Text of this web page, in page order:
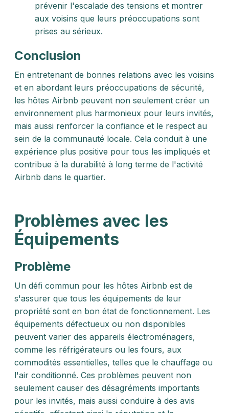
prévenir l'escalade des tensions et montrer
aux voisins que leurs préoccupations sont
prises au sérieux.
Conclusion
En entretenant de bonnes relations avec les voisins
et en abordant leurs préoccupations de sécurité,
les hôtes Airbnb peuvent non seulement créer un
environnement plus harmonieux pour leurs invités,
mais aussi renforcer la confiance et le respect au
sein de la communauté locale. Cela conduit à une
expérience plus positive pour tous les impliqués et
contribue à la durabilité à long terme de l'activité
Airbnb dans le quartier.
Problèmes avec les
Équipements
Problème
Un défi commun pour les hôtes Airbnb est de
s'assurer que tous les équipements de leur
propriété sont en bon état de fonctionnement. Les
équipements défectueux ou non disponibles
peuvent varier des appareils électroménagers,
comme les réfrigérateurs ou les fours, aux
commodités essentielles, telles que le chauffage ou
l'air conditionné. Ces problèmes peuvent non
seulement causer des désagréments importants
pour les invités, mais aussi conduire à des avis